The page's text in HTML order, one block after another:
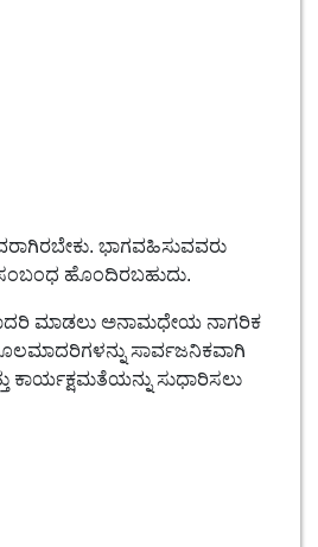
ಭಾಗವಹಿಸುವವರು
ಹೊಂದಿರಬಹುದು.
ಮಾಡಲು ಅನಾಮಧೇಯ ನಾಗರಿಕ
ಸಾರ್ವಜನಿಕವಾಗಿ
ಕಾರ್ಯಕ್ಷಮತೆಯನ್ನು ಸುಧಾರಿಸಲು